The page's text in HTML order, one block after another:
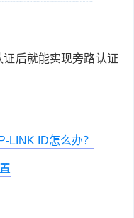
后就能实现旁路认证
LINK ID怎么办？